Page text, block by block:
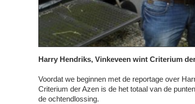
Harry Hendriks, Vinkeveen wint Criterium
Voordat we beginnen met de reportage over
Criterium der Azen is de het totaal van de
de ochtendlossing.